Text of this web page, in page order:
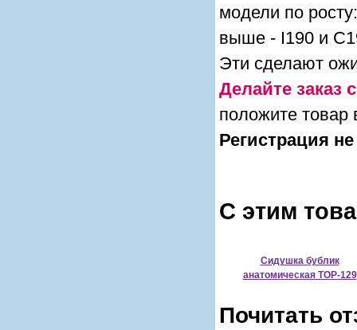
модели по
выше - I190 и
Эти сделают
Делайте заказ
положите товар
Регистрация
С этим
Сидушка бублик
анатомическая TOP-129
Почитать